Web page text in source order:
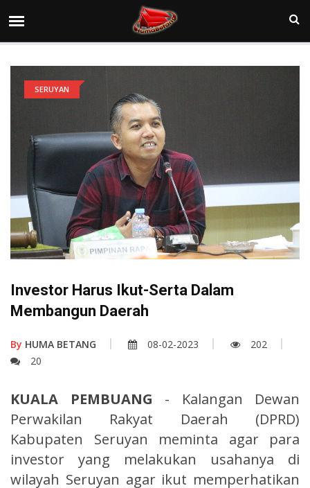
SERUYAN
Investor Harus Ikut-Serta Dalam
Membangun Daerah
By HUMA BETANG 08-02-2023
202
20
KUALA PEMBUANG - Kalangan Dewan
Perwakilan Rakyat Daerah (DPRD)
Kabupaten Seruyan meminta agar para
investor yang melakukan usahanya di
wilayah Seruyan agar ikut memperhatikan